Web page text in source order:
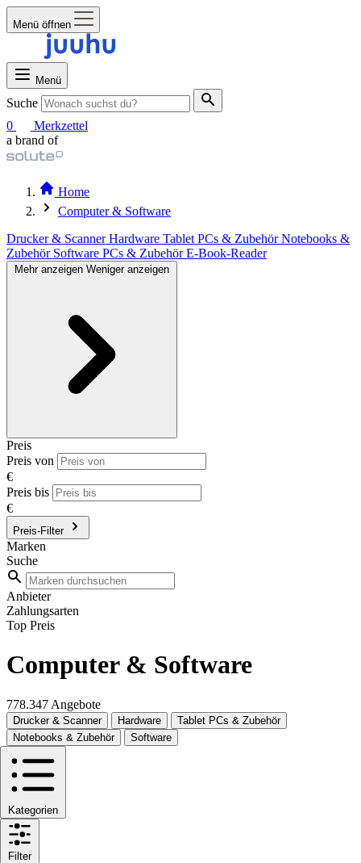
Menü öffnen
Menü
Suche
0
Merkzettel
a brand of
Home
Computer & Software
Drucker & ScannerHardware Tablet PCs & ZubehörNotebooks &
Zubehör Software PCs & ZubehörE-Book-Reader
Mehr anzeigen Weniger anzeigen
Preis
Preis von
€
Preis bis
€
Preis-Filter
Marken
Suche
Anbieter
Zahlungsarten
Top Preis
Computer & Software
778.347 Angebote
Drucker & Scanner Hardware
Tablet PCs & Zubehör
Notebooks & Zubehör
Software
Kategorien
Filter